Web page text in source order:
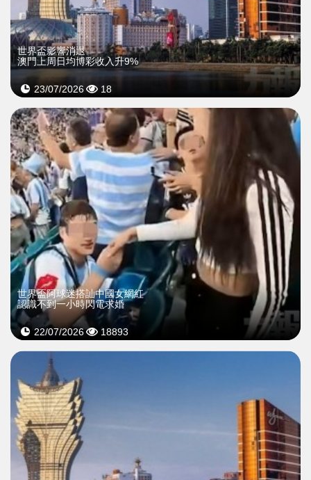
世界盃影響消退
澳門上周日均博彩收入升9%
23/07/2026 18
世界盃阿球迷搭訕中國女網紅
認識不到一小時閃電求婚
22/07/2026 18893